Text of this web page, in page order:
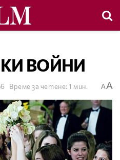
ВОЙНИ
Време за четене: 1 мин. AA